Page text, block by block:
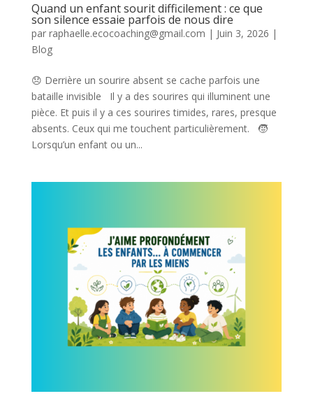
Quand un enfant sourit difficilement : ce que
son silence essaie parfois de nous dire
par raphaelle.ecocoaching@gmail.com | Juin 3, 2026 |
Blog
😞 Derrière un sourire absent se cache parfois une
bataille invisible Il y a des sourires qui illuminent une
pièce. Et puis il y a ces sourires timides, rares, presque
absents. Ceux qui me touchent particulièrement. 🧒
Lorsqu’un enfant ou un...